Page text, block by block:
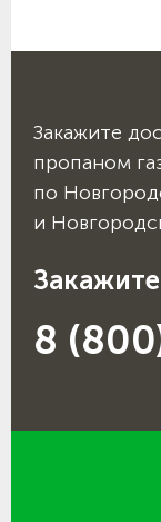
Закажите
пропаном
по
и
8